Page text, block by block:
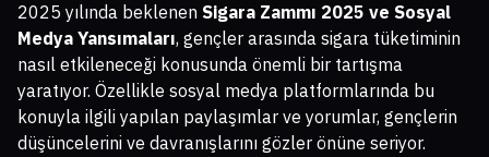
2025 yılında beklenen Sigara Zammı 2025 ve Sosyal
Medya Yansımaları, gençler arasında sigara tüketiminin
nasıl etkileneceği konusunda önemli bir tartışma
yaratıyor. Özellikle sosyal medya platformlarında bu
konuyla ilgili yapılan paylaşımlar ve yorumlar, gençlerin
düşüncelerini ve davranışlarını gözler önüne seriyor.